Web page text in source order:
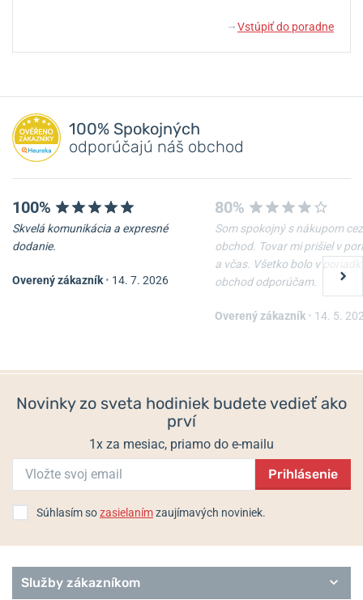
↓ Vstúpiť do poradne
100% Spokojných
odporúčajú náš obchod
100%
Skvelá komunikácia a expresné
dodanie.
Overený zákazník • 14. 7. 2026
80%
Som spokojný s nákupom cez
obchod. Tovar mi prišiel v
a včas. Všetko bolo v
obchod odporúčam.
Overený zákazník • 14. 5.
Novinky zo sveta hodiniek budete vedieť ako
prví
1x za mesiac, priamo do e-mailu
Prihlásenie
Súhlasím sozasielanímzaujímavých noviniek.
Služby zákazníkom